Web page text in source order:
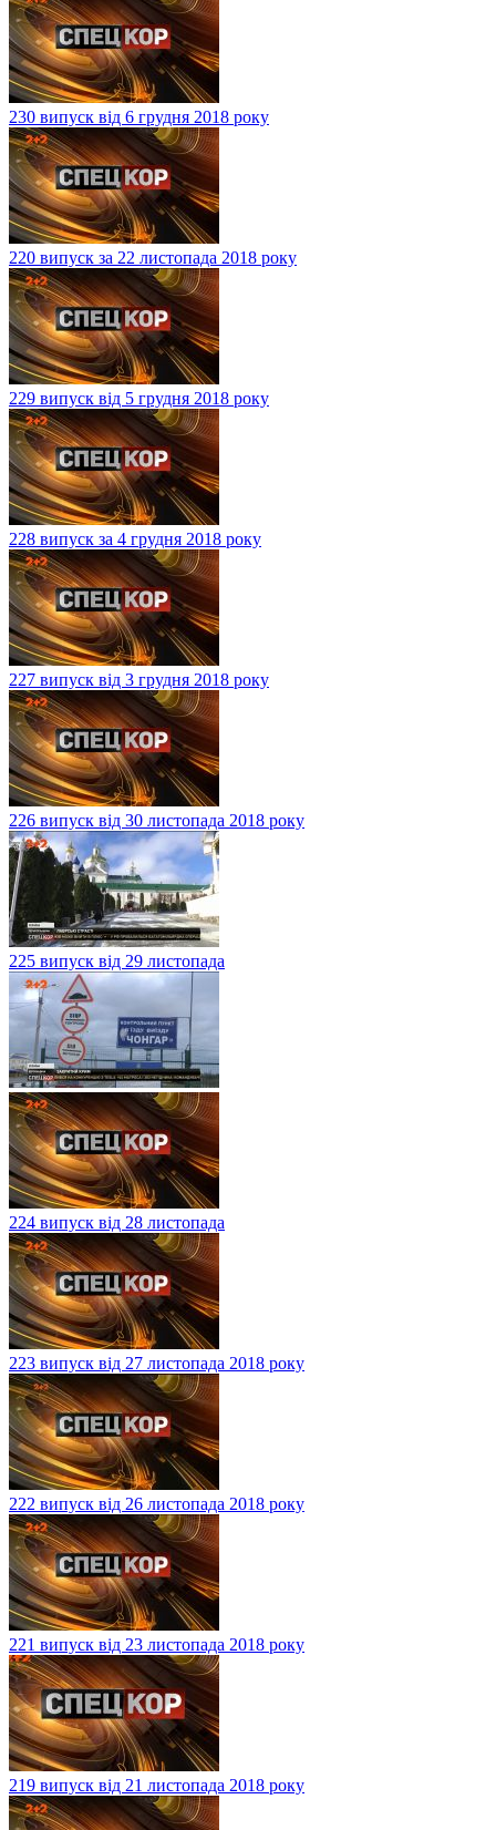
230 випуск від 6 грудня 2018 року
220 випуск за 22 листопада 2018 року
229 випуск від 5 грудня 2018 року
228 випуск за 4 грудня 2018 року
227 випуск від 3 грудня 2018 року
226 випуск від 30 листопада 2018 року
225 випуск від 29 листопада
224 випуск від 28 листопада
223 випуск від 27 листопада 2018 року
222 випуск від 26 листопада 2018 року
221 випуск від 23 листопада 2018 року
219 випуск від 21 листопада 2018 року